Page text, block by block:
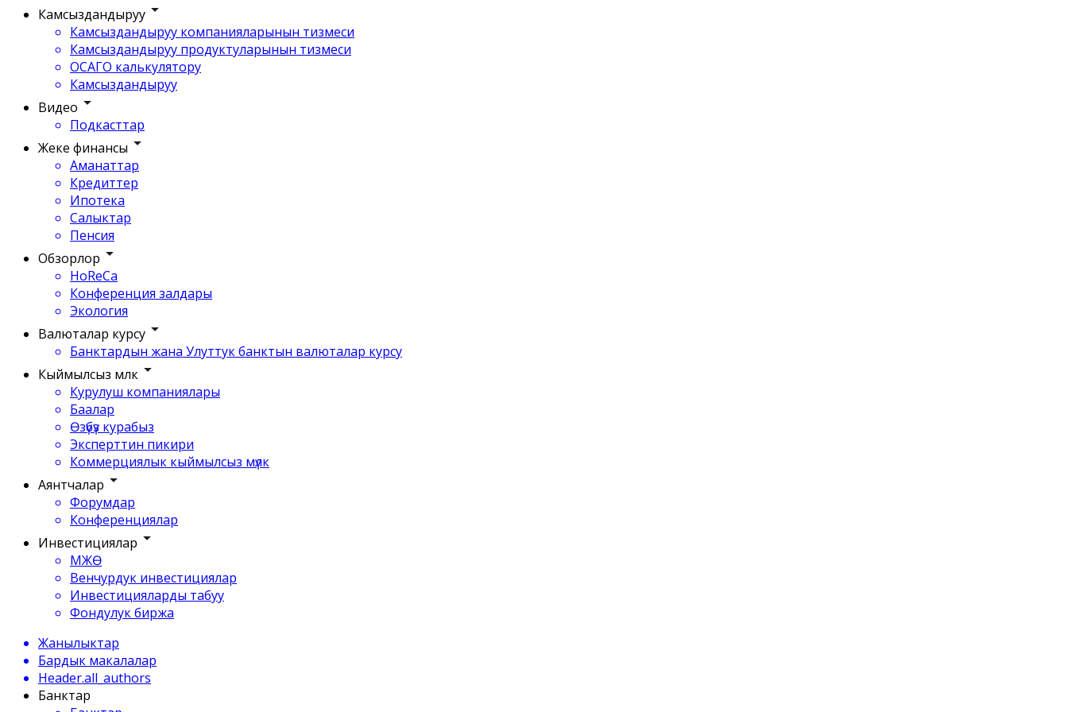
Камсыздандыруу
Камсыздандыруу компанияларынын тизмеси
Камсыздандыруу продуктуларынын тизмеси
ОСАГО калькулятору
Камсыздандыруу
Видео
Подкасттар
Жеке финансы
Аманаттар
Кредиттер
Ипотека
Салыктар
Пенсия
Обзорлор
HoReCa
Конференция залдары
Экология
Валюталар курсу
Банктардын жана Улуттук банктын валюталар курсу
Кыймылсыз мүлк
Курулуш компаниялары
Баалар
Өзүбүз курабыз
Эксперттин пикири
Коммерциялык кыймылсыз мүлк
Аянтчалар
Форумдар
Конференциялар
Инвестициялар
МЖӨ
Венчурдук инвестициялар
Инвестицияларды табуу
Фондулук биржа
Жанылыктар
Бардык макалалар
Header.all_authors
Банктар